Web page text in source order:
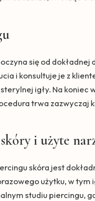
się od
i konsultuje je z
igły. Na
trwa zazwyczaj
i użyte
skóra jest
użytku, w tym
studiu piercingu,